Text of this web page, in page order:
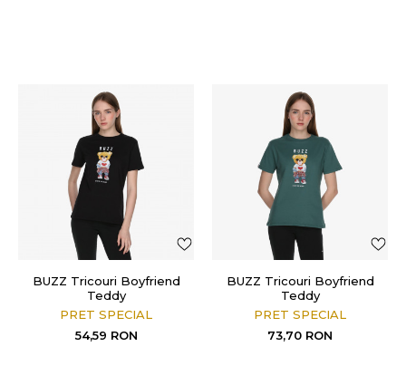
BUZZ Tricouri Boyfriend
Teddy
PRET SPECIAL
54,59 RON
BUZZ Tricouri Boyfriend
Teddy
PRET SPECIAL
73,70 RON